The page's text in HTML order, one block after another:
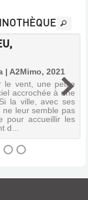
| A2Mimo, 2021
le vent, une petite
accrochée à une
la ville, avec ses
ne leur semble pas
pour accueillir les
d...